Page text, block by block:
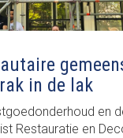
in de lak
en
Restauratie en